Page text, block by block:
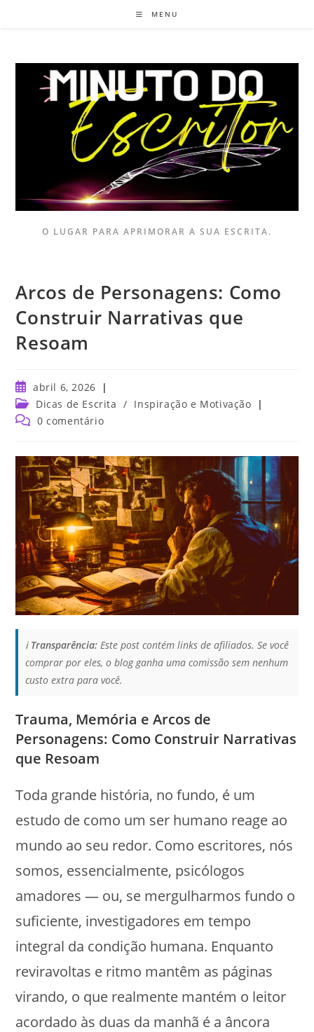
MENU
O LUGAR PARA APRIMORAR A SUA ESCRITA.
Arcos de Personagens: Como
Construir Narrativas que
Resoam
abril 6, 2026
Dicas de Escrita / Inspiração e Motivação
0 comentário
ℹ️ Transparência: Este post contém links de afiliados. Se você
comprar por eles, o blog ganha uma comissão sem nenhum
custo extra para você.
Trauma, Memória e Arcos de
Personagens: Como Construir Narrativas
que Resoam
Toda grande história, no fundo, é um
estudo de como um ser humano reage ao
mundo ao seu redor. Como escritores, nós
somos, essencialmente, psicólogos
amadores — ou, se mergulharmos fundo o
suficiente, investigadores em tempo
integral da condição humana. Enquanto
reviravoltas e ritmo mantêm as páginas
virando, o que realmente mantém o leitor
acordado às duas da manhã é a âncora